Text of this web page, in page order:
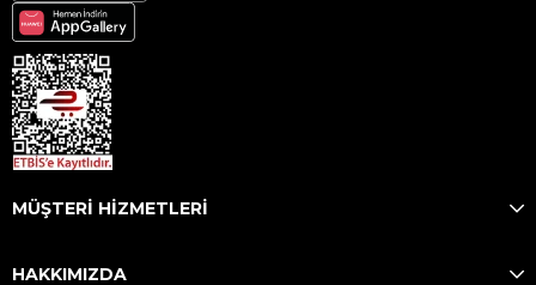
MÜŞTERİ HİZMETLERİ
HAKKIMIZDA